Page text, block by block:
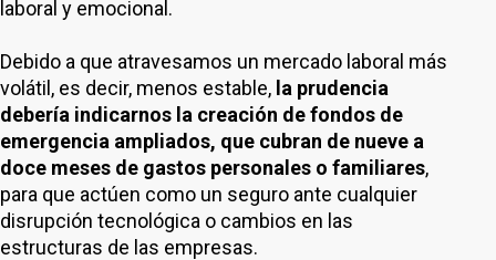
laboral y emocional.
Debido a que atravesamos un mercado laboral más
volátil, es decir, menos estable, la prudencia
debería indicarnos la creación de fondos de
emergencia ampliados, que cubran de nueve a
doce meses de gastos personales o familiares,
para que actúen como un seguro ante cualquier
disrupción tecnológica o cambios en las
estructuras de las empresas.